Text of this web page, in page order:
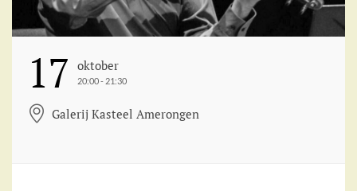
17 Oktober
20:00 - 21:30
Galerij Kasteel Amerongen